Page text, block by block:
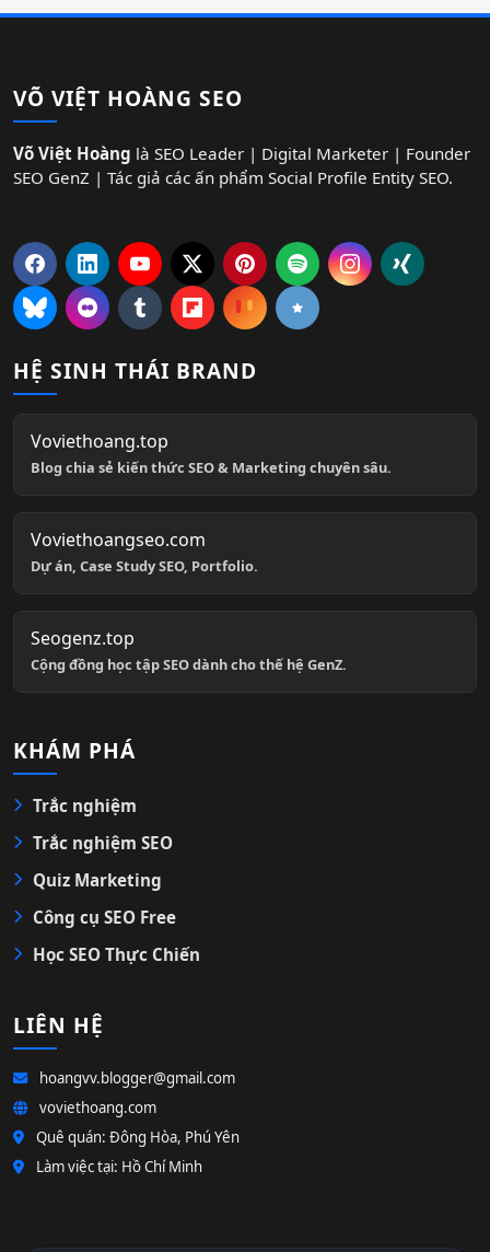
VÕ VIỆT HOÀNG SEO
Võ Việt Hoàng là SEO Leader | Digital Marketer | Founder
SEO GenZ | Tác giả các ấn phẩm Social Profile Entity SEO.
HỆ SINH THÁI BRAND
Voviethoang.top
Blog chia sẻ kiến thức SEO & Marketing chuyên sâu.
Voviethoangseo.com
Dự án, Case Study SEO, Portfolio.
Seogenz.top
Cộng đồng học tập SEO dành cho thế hệ GenZ.
KHÁM PHÁ
Trắc nghiệm
Trắc nghiệm SEO
Quiz Marketing
Công cụ SEO Free
Học SEO Thực Chiến
LIÊN HỆ
hoangvv.blogger@gmail.com
voviethoang.com
Quê quán: Đông Hòa, Phú Yên
Làm việc tại: Hồ Chí Minh